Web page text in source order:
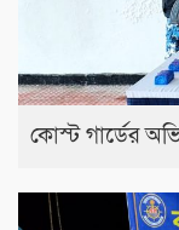
কোস্ট গার্ডের